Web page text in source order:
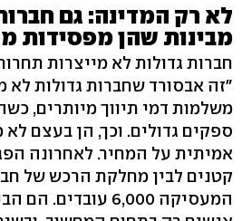
לא רק המדינה: גם
מבינות שהן מפסידות
חברות גדולות לא מייצרות
"זה אבסורד שחברות גדולות לא
משלמות דמי תיווך מיותרים,
ספקים גדולים. וכך, הן בעצם
אמיתית על המחיר. לאחרונה
קטנים לבין מחלקת הרכש של
המעסיקה 6,000